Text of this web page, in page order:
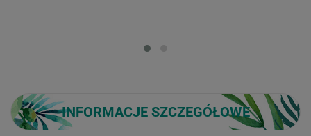
INFORMACJE SZCZEGÓŁOWE